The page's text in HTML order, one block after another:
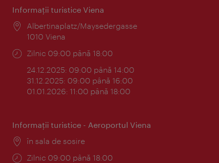
Informaţii turistice Viena
Locul:
Albertinaplatz/Maysedergasse
1010 Viena
Program:
Zilnic 09:00 până 18:00
24.12.2025: 09:00 până 14:00
31.12.2025: 09:00 până 16:00
01.01.2026: 11:00 până 18:00
Informaţii turistice - Aeroportul Viena
Locul:
în sala de sosire
Program:
Zilnic 09:00 până 18:00